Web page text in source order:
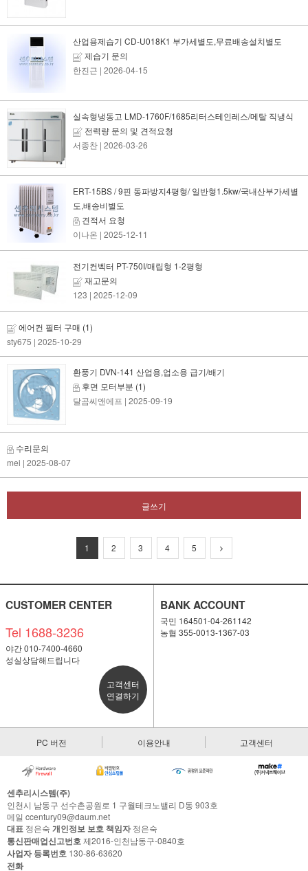
산업용제습기 CD-U018K1 부가세별도,무료배송설치별도
제습기 문의
한진근 | 2026-04-15
실속형냉동고 LMD-1760F/1685리터스테인레스/메탈 직냉식
전력량 문의 및 견적요청
서종찬 | 2026-03-26
ERT-15BS / 9핀 동파방지4평형/ 일반형1.5kw/국내산부가세별
도,배송비별도
견적서 요청
이나온 | 2025-12-11
전기컨벡터 PT-750I/매립형 1-2평형
재고문의
123 | 2025-12-09
에어컨 필터 구매 (1)
sty675 | 2025-10-29
환풍기 DVN-141 산업용,업소용 급기/배기
후면 모터부분 (1)
달곰씨앤에프 | 2025-09-19
수리문의
mei | 2025-08-07
글쓰기
1 2 3 4 5
CUSTOMER CENTER
Tel 1688-3236
야간 010-7400-4660
성실상담해드립니다
고객센터
연결하기
BANK ACCOUNT
국민 164501-04-261142
농협 355-0013-1367-03
PC 버전 이용안내 고객센터
센추리시스템(주)
인천시 남동구 선수촌공원로 1 구월테크노밸리 D동 903호
메일 ccentury09@daum.net
대표 정은숙 개인정보 보호 책임자정은숙
통신판매업신고번호제2016-인천남동구-0840호
사업자 등록번호 130-86-63620
전화